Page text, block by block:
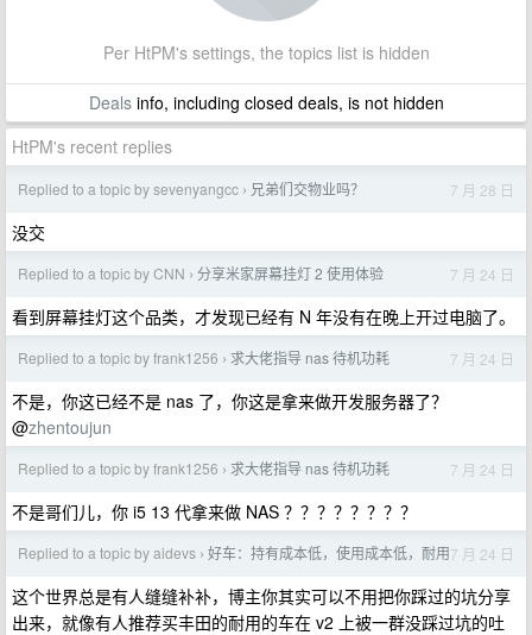
Per HtPM's settings, the topics list is hidden
Dealsinfo, including closed deals, is not hidden
HtPM's recent replies
Replied to a topic by sevenyangcc › 兄弟们交物业吗？ 7 月 28 日
没交
Replied to a topic by CNN › 分享米家屏幕挂灯 2 使用体验 7 月 24 日
看到屏幕挂灯这个品类，才发现已经有 N 年没有在晚上开过电脑了。
Replied to a topic by frank1256 › 求大佬指导 nas 待机功耗 7 月 24 日
不是，你这已经不是 nas 了，你这是拿来做开发服务器了？
@zhentoujun
Replied to a topic by frank1256 › 求大佬指导 nas 待机功耗 7 月 24 日
不是哥们儿，你 i5 13 代拿来做 NAS ？？？？？？？？
Replied to a topic by aidevs › 好车：持有成本低，使用成本低，耐用7 月 24 日
这个世界总是有人缝缝补补，博主你其实可以不用把你踩过的坑分享
出来，就像有人推荐买丰田的耐用的车在 v2 上被一群没踩过坑的吐